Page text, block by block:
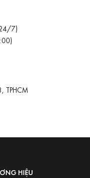
7)
TPHCM
HIỆU